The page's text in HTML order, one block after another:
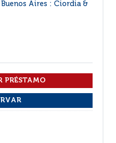
Buenos Aires : Ciordia &